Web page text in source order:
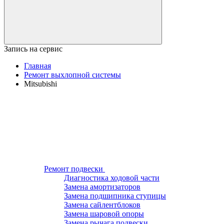
Запись на сервис
Главная
Ремонт выхлопной системы
Mitsubishi
Ремонт подвески
Диагностика ходовой части
Замена амортизаторов
Замена подшипника ступицы
Замена сайлентблоков
Замена шаровой опоры